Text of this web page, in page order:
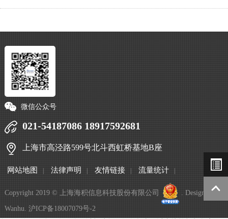
微信公众号
021-54187086 18917592681
上海市高泾路599号北斗西虹桥基地B座
网站地图 | 法律声明 | 友情链接 | 流量统计 |
Copyright 2019 © 上海海积信息科技股份有限公司 . Designed by
Wanhu 沪ICP备18007079号-2